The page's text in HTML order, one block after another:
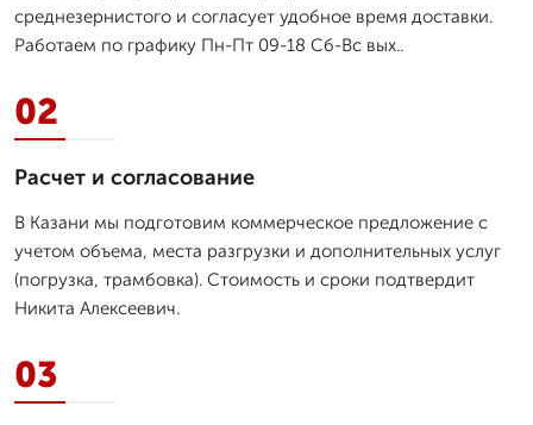
среднезернистого и согласует удобное время доставки.
Работаем по графику Пн-Пт 09-18 Сб-Вс вых..
02
Расчет и согласование
В Казани мы подготовим коммерческое предложение с
учетом объема, места разгрузки и дополнительных услуг
(погрузка, трамбовка). Стоимость и сроки подтвердит
Никита Алексеевич.
03